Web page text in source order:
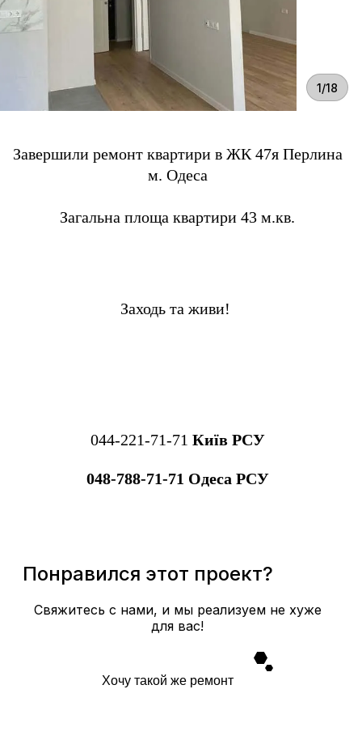
1/18
Завершили ремонт квартири в ЖК 47я Перлина
м. Одеса
Загальна площа квартири 43 м.кв.
Заходь та живи!
044-221-71-71 Київ РСУ
048-788-71-71 Одеса РСУ
Понравился этот проект?
Свяжитесь с нами, и мы реализуем не хуже
для вас!
Хочу такой же ремонт